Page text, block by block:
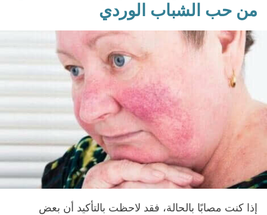
من حب الشباب الوردي
إذا كنت مصابًا بالحالة، فقد لاحظت بالتأكيد أن بعض